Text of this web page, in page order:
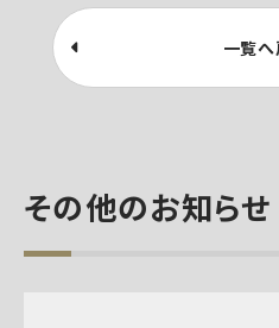
一覧
その他のお知らせ